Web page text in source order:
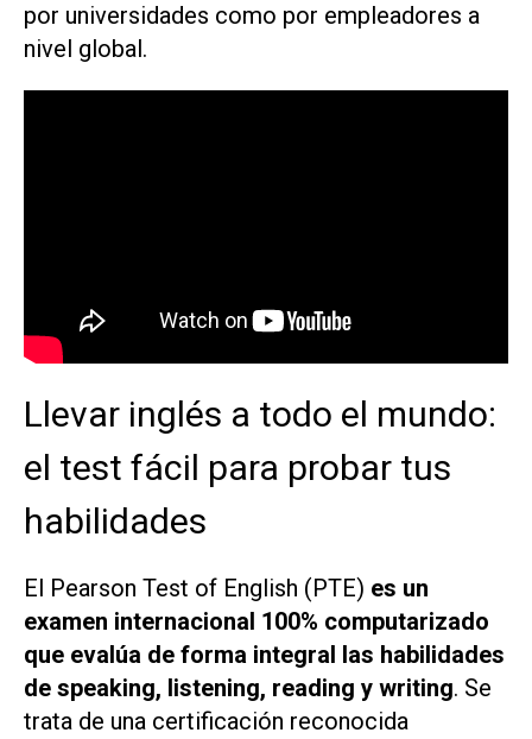
por universidades como por empleadores a
nivel global.
Llevar inglés a todo el mundo:
el test fácil para probar tus
habilidades
El Pearson Test of English (PTE) es un
examen internacional 100% computarizado
que evalúa de forma integral las habilidades
de speaking, listening, reading y writing. Se
trata de una certificación reconocida